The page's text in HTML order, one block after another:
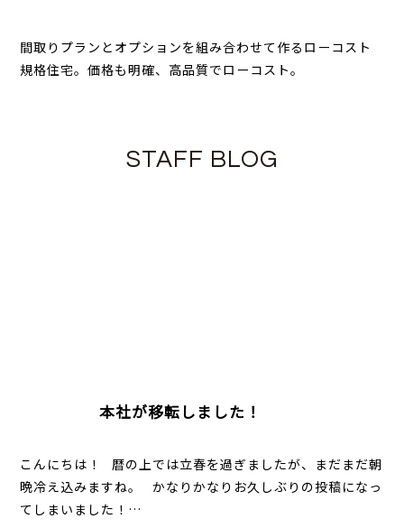
間取りプランとオプションを組み合わせて作るローコスト
規格住宅。価格も明確、高品質でローコスト。
STAFF BLOG
本社が移転しました！
こんにちは！ 暦の上では立春を過ぎましたが、まだまだ朝
晩冷え込みますね。 かなりかなりお久しぶりの投稿になっ
てしまいました！…